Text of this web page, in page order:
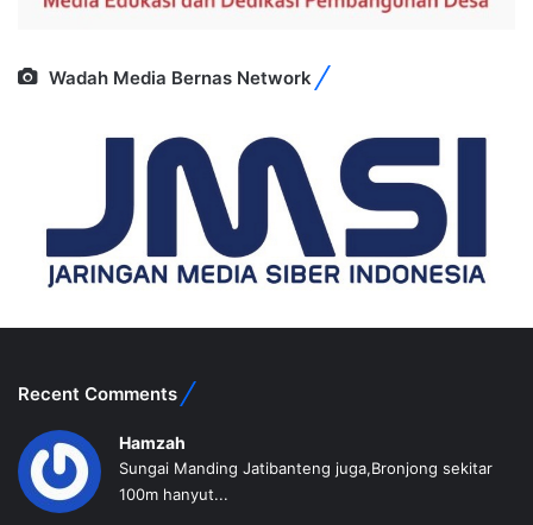
Wadah Media Bernas Network
Recent Comments
Hamzah
Sungai Manding Jatibanteng juga,Bronjong sekitar
100m hanyut...